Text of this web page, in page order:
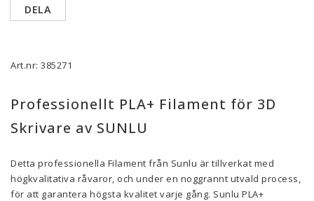
DELA
Art.nr: 385271
Professionellt PLA+ Filament för 3D
Skrivare av SUNLU
Detta professionella Filament från Sunlu är tillverkat med
högkvalitativa råvaror, och under en noggrannt utvald process,
för att garantera högsta kvalitet varje gång. Sunlu PLA+